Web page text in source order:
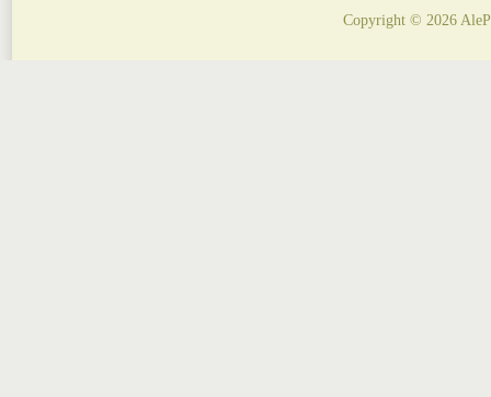
Copyright © 2026